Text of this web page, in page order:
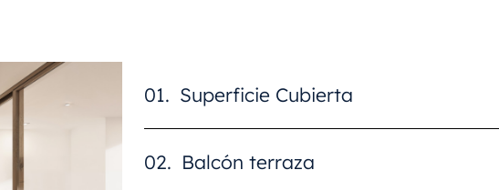
01. Superficie Cubierta
02. Balcón terraza